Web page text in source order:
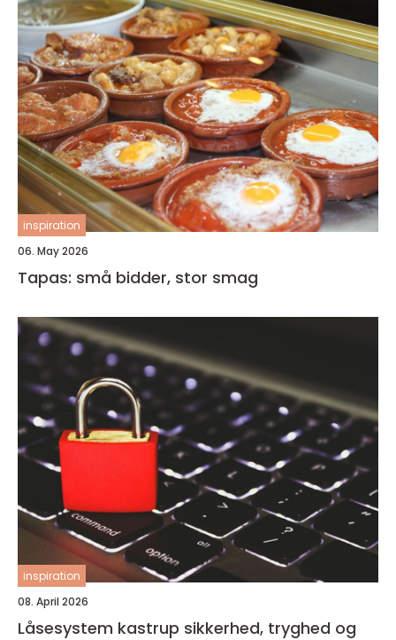
inspiration
06. May 2026
Tapas: små bidder, stor smag
inspiration
08. April 2026
Låsesystem kastrup sikkerhed, tryghed og